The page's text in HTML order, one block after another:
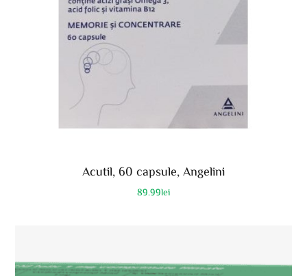
Acutil, 60 capsule, Angelini
89.99lei